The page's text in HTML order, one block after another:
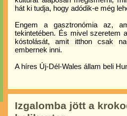
hát ki tudja, hogy adódik-e még
Engem a gasztronómia az,
tekintetében. És mivel szeretem
kóstolását, amit itthon csak
embernek inni.
A híres Új-Dél-Wales állam beli
Izgalomba jött a